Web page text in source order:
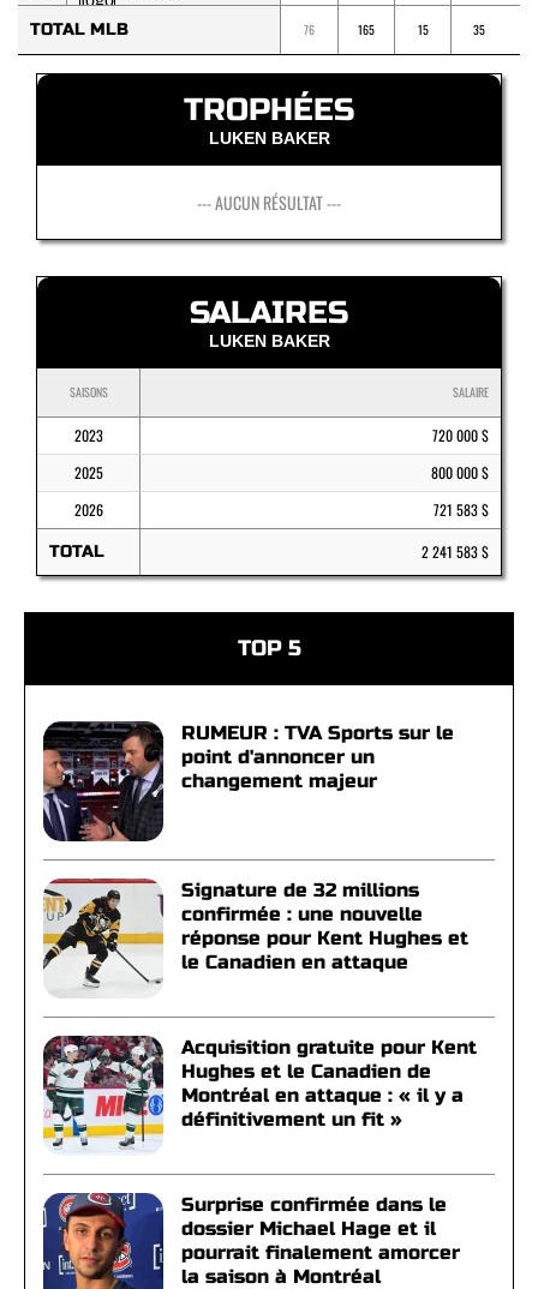
TOTAL MLB 76 165 15 35
TROPHÉES
LUKEN BAKER
--- AUCUN RÉSULTAT ---
SALAIRES
LUKEN BAKER
SAISONS SALAIRE
2023
720 000 $
2025
800 000 $
2026
721 583 $
TOTAL 2 241 583 $
TOP 5
RUMEUR : TVA Sports sur le
point d'annoncer un
changement majeur
Signature de 32 millions
confirmée : une nouvelle
réponse pour Kent Hughes et
le Canadien en attaque
Acquisition gratuite pour Kent
Hughes et le Canadien de
Montréal en attaque : « il y a
définitivement un fit »
Surprise confirmée dans le
dossier Michael Hage et il
pourrait finalement amorcer
la saison à Montréal